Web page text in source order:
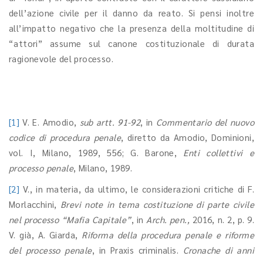
dell’azione civile per il danno da reato. Si pensi inoltre
all’impatto negativo che la presenza della moltitudine di
“attori” assume sul canone costituzionale di durata
ragionevole del processo.
[1] V. E. Amodio, sub artt. 91-92, in Commentario del nuovo
codice di procedura penale, diretto da Amodio, Dominioni,
vol. I, Milano, 1989, 556; G. Barone, Enti collettivi e
processo penale, Milano, 1989.
[2] V., in materia, da ultimo, le considerazioni critiche di F.
Morlacchini, Brevi note in tema costituzione di parte civile
nel processo “Mafia Capitale”, in Arch. pen., 2016, n. 2, p. 9.
V. già, A. Giarda, Riforma della procedura penale e riforme
del processo penale, in Praxis criminalis. Cronache di anni